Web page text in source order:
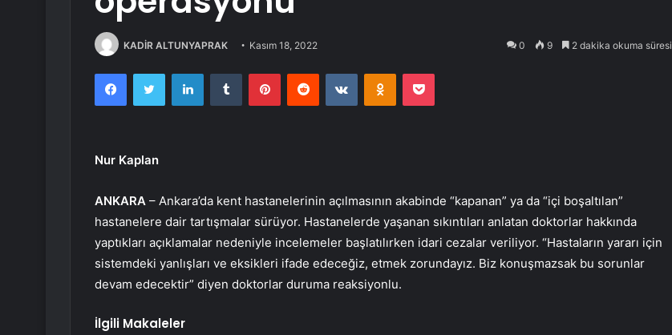
KADİR ALTUNYAPRAK Kasım 18, 2022 0 9 2 dakika okuma süresi
FacebookTwitter LinkedInTumblr PinterestReddit VKontakteOdnoklassniki
Pocket
Nur Kaplan
ANKARA – Ankara’da kent hastanelerinin açılmasının akabinde “kapanan” ya da “içi boşaltılan”
hastanelere dair tartışmalar sürüyor. Hastanelerde yaşanan sıkıntıları anlatan doktorlar hakkında
yaptıkları açıklamalar nedeniyle incelemeler başlatılırken idari cezalar veriliyor. “Hastaların yararı için
sistemdeki yanlışları ve eksikleri ifade edeceğiz, etmek zorundayız. Biz konuşmazsak bu sorunlar
devam edecektir” diyen doktorlar duruma reaksiyonlu.
İlgili Makaleler